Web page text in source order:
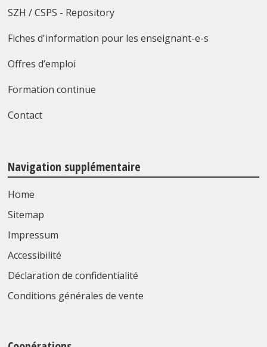
SZH / CSPS - Repository
Fiches d'information pour les enseignant-e-s
Offres d’emploi
Formation continue
Contact
Navigation supplémentaire
Home
Sitemap
Impressum
Accessibilité
Déclaration de confidentialité
Conditions générales de vente